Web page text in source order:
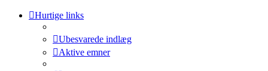
Hurtige links
Ubesvarede indlæg
Aktive emner